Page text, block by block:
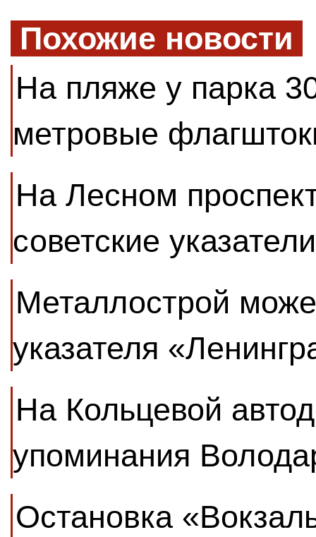
Похожие новости
На пляже у парка
метровые
На Лесном
советские
Металлострой
указателя
На Кольцевой
упоминания
Остановка